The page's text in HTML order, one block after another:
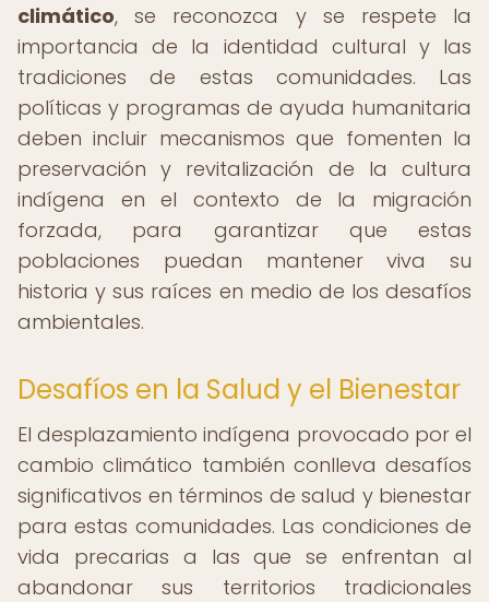
climático, se reconozca y se respete la
importancia de la identidad cultural y las
tradiciones de estas comunidades. Las
políticas y programas de ayuda humanitaria
deben incluir mecanismos que fomenten la
preservación y revitalización de la cultura
indígena en el contexto de la migración
forzada, para garantizar que estas
poblaciones puedan mantener viva su
historia y sus raíces en medio de los desafíos
ambientales.
Desafíos en la Salud y el Bienestar
El desplazamiento indígena provocado por el
cambio climático también conlleva desafíos
significativos en términos de salud y bienestar
para estas comunidades. Las condiciones de
vida precarias a las que se enfrentan al
abandonar sus territorios tradicionales